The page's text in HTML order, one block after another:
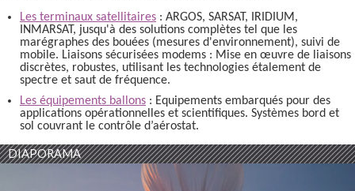
Les terminaux satellitaires : ARGOS, SARSAT, IRIDIUM,
INMARSAT, jusqu'à des solutions complètes tel que les
marégraphes des bouées (mesures d'environnement), suivi de
mobile. Liaisons sécurisées modems : Mise en œuvre de liaisons
discrètes, robustes, utilisant les technologies étalement de
spectre et saut de fréquence.
Les équipements ballons : Equipements embarqués pour des
applications opérationnelles et scientifiques. Systèmes bord et
sol couvrant le contrôle d’aérostat.
DIAPORAMA